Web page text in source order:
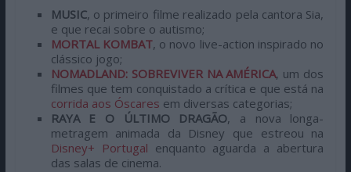
MUSIC, o primeiro filme realizado pela cantora Sia,
e que recai sobre o autismo;
MORTAL KOMBAT, o novo live-action inspirado no
clássico jogo;
NOMADLAND: SOBREVIVER NA AMÉRICA, um dos
filmes que tem conquistado a crítica e que está na
corrida aos Óscares em diversas categorias;
RAYA E O ÚLTIMO DRAGÃO, a nova longa-
metragem animada da Disney que estreou na
Disney+ Portugal enquanto aguarda a abertura
das salas de cinema.